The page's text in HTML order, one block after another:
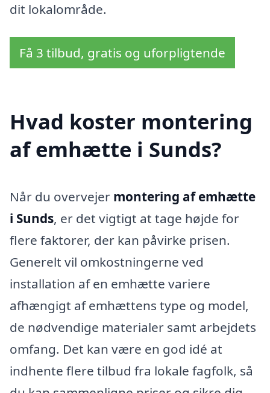
dit lokalområde.
Få 3 tilbud, gratis og uforpligtende
Hvad koster montering
af emhætte i Sunds?
Når du overvejer montering af emhætte
i Sunds, er det vigtigt at tage højde for
flere faktorer, der kan påvirke prisen.
Generelt vil omkostningerne ved
installation af en emhætte variere
afhængigt af emhættens type og model,
de nødvendige materialer samt arbejdets
omfang. Det kan være en god idé at
indhente flere tilbud fra lokale fagfolk, så